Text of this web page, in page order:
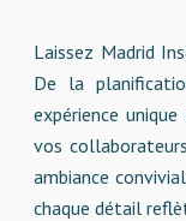
Laissez Madrid
De la
expérience
vos
ambiance
chaque détail